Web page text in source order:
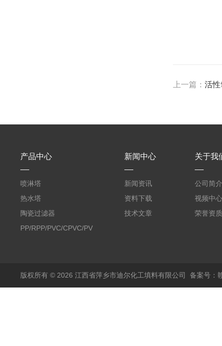
上一篇：活
产品中心
喷淋塔
热水塔
陶瓷过滤器
PP/RPP/PVC/CPVC/PVDF
新闻中心
新闻资讯
资料下载
技术文章
关于我
公司简介
视频中心
荣誉资质
版权所有 © 2026 江西省萍乡市迪尔化工填料有限公司 备案号：